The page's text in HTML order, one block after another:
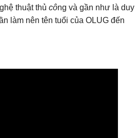
thuật thủ công và gần như là duy
làm nên tên tuổi của OLUG đến